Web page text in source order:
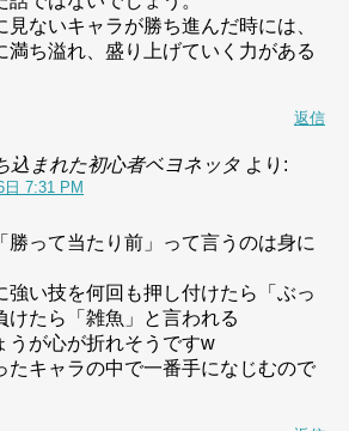
ないキャラが勝ち進んだ時には、
満ち溢れ、盛り上げていく力がある
返信
込まれた初心者ベヨネッタ より:
日 7:31 PM
勝って当たり前」って言うのは身に
強い技を何回も押し付けたら「ぶっ
けたら「雑魚」と言われる
うが心が折れそうですw
たキャラの中で一番手になじむので